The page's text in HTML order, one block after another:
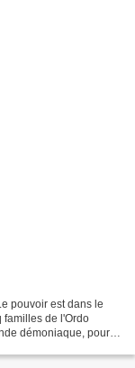
pouvoir est dans le
familles de l'Ordo
démoniaque, pour